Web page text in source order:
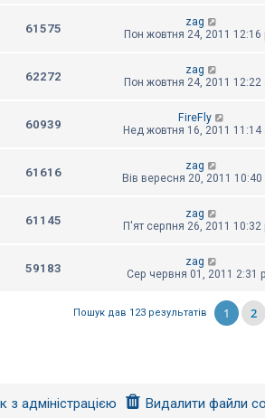
61575
zag
Пон жовтня 24, 2011 12:16
62272
zag
Пон жовтня 24, 2011 12:22
60939
FireFly
Нед жовтня 16, 2011 11:14
61616
zag
Вів вересня 20, 2011 10:40
61145
zag
П'ят серпня 26, 2011 10:32
59183
zag
Сер червня 01, 2011 2:31
Пошук дав 123 результатів 1 2
Видалити файли
з адміністрацією